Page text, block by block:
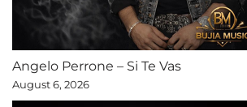
Angelo Perrone – Si Te Vas
August 6, 2026